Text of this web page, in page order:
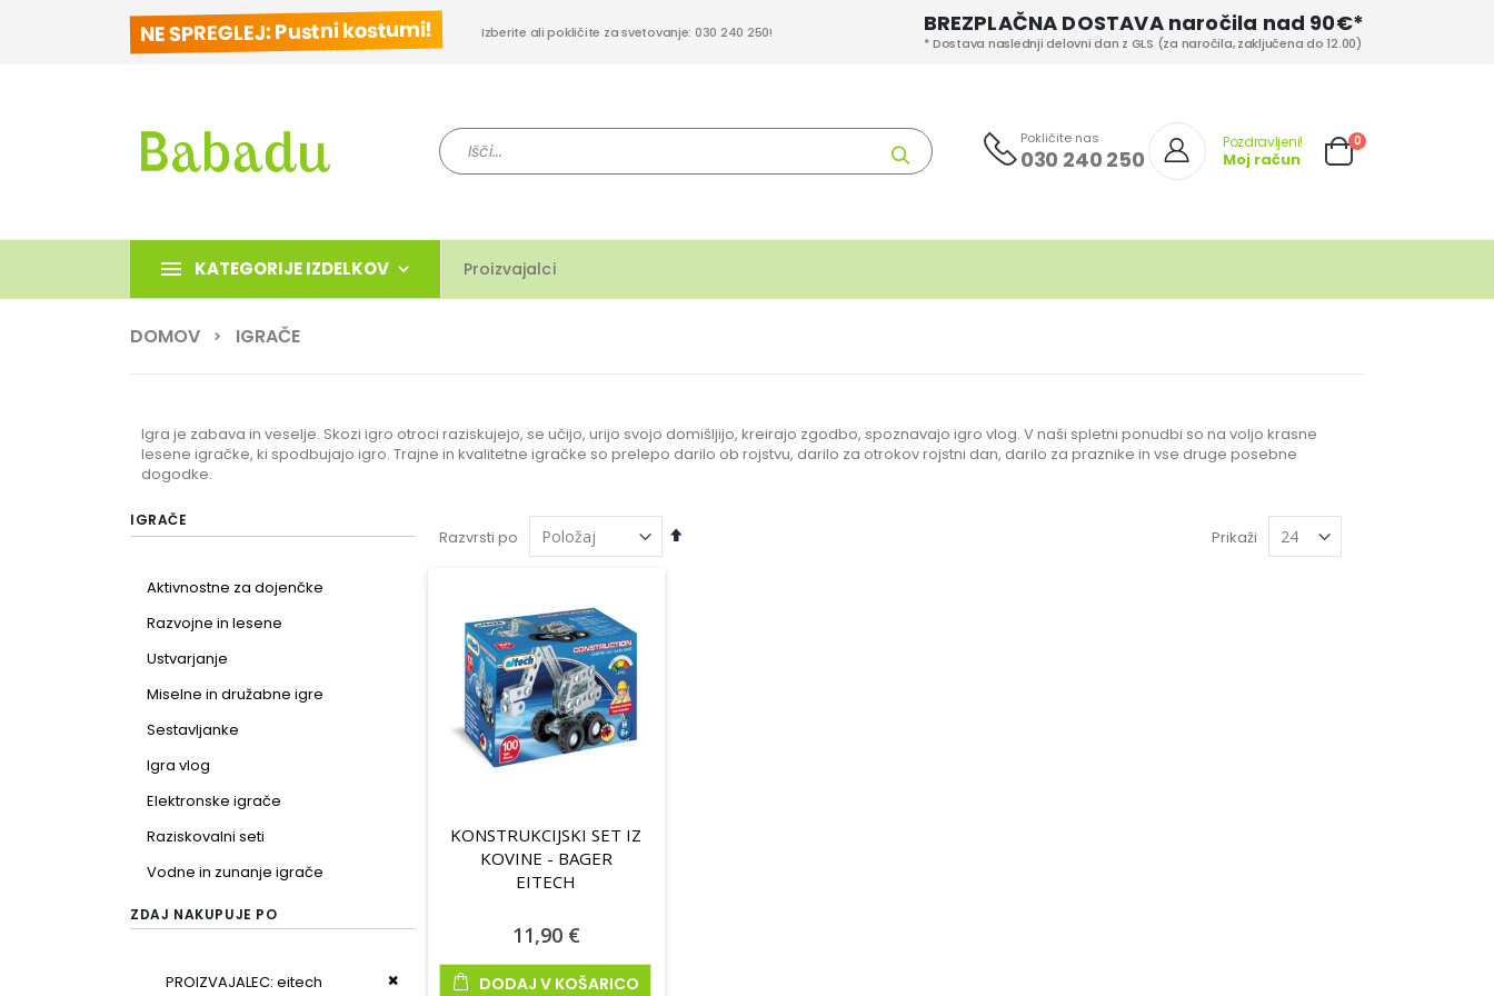
BREZPLAČNA DOSTAVA naročila nad 90€*
* Dostava naslednji delovni dan z GLS (za naročila, zaključena do 12.00)
NE SPREGLEJ: Pustni kostumi! Izberite ali pokličite za svetovanje: 030 240 250!
Iskanje
Iskanje
Pokličite nas
030 240 250
Pozdravljeni!
Moj račun Cart
0izd.
KATEGORIJE IZDELKOV Proizvajalci
DOMOV IGRAČE
Igra je zabava in veselje. Skozi igro otroci raziskujejo, se učijo, urijo svojo domišljijo, kreirajo zgodbo, spoznavajo igro vlog. V naši spletni ponudbi so na voljo krasne
lesene igračke, ki spodbujajo igro. Trajne in kvalitetne igračke so prelepo darilo ob rojstvu, darilo za otrokov rojstni dan, darilo za praznike in vse druge posebne
dogodke.
Razvrsti po
Nastavi
Prikaži
KONSTRUKCIJSKI SET IZ
KOVINE - BAGER
EITECH
11,90 €
DODAJ V KOŠARICO
IGRAČE
Aktivnostne za dojenčke
Razvojne in lesene
Ustvarjanje
Miselne in družabne igre
Sestavljanke
Igra vlog
Elektronske igrače
Raziskovalni seti
Vodne in zunanje igrače
ZDAJ NAKUPUJE PO
PROIZVAJALEC eitech
Odstrani ta izdelek